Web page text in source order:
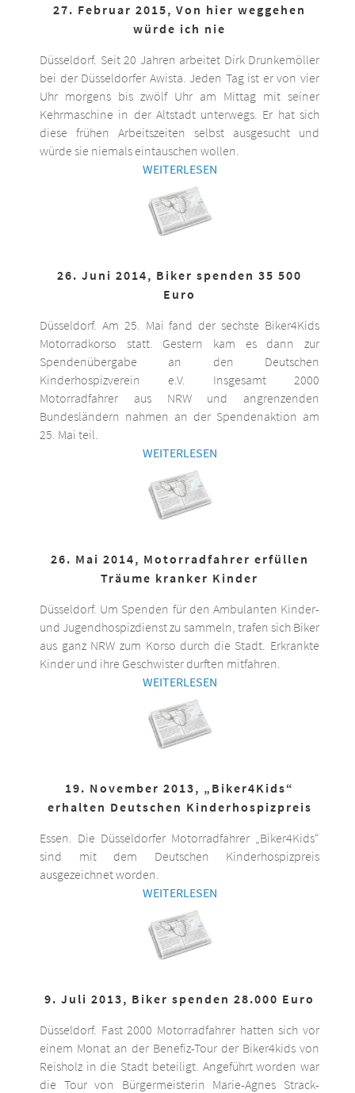
27. Februar 2015, Von hier weggehen
würde ich nie
Düsseldorf. Seit 20 Jahren arbeitet Dirk Drunkemöller
bei der Düsseldorfer Awista. Jeden Tag ist er von vier
Uhr morgens bis zwölf Uhr am Mittag mit seiner
Kehrmaschine in der Altstadt unterwegs. Er hat sich
diese frühen Arbeitszeiten selbst ausgesucht und
würde sie niemals eintauschen wollen.
WEITERLESEN
26. Juni 2014, Biker spenden 35 500
Euro
Düsseldorf. Am 25. Mai fand der sechste Biker4Kids
Motorradkorso statt. Gestern kam es dann zur
Spendenübergabe an den Deutschen
Kinderhospizverein e.V. Insgesamt 2000
Motorradfahrer aus NRW und angrenzenden
Bundesländern nahmen an der Spendenaktion am
25. Mai teil.
WEITERLESEN
26. Mai 2014, Motorradfahrer erfüllen
Träume kranker Kinder
Düsseldorf. Um Spenden für den Ambulanten Kinder-
und Jugendhospizdienst zu sammeln, trafen sich Biker
aus ganz NRW zum Korso durch die Stadt. Erkrankte
Kinder und ihre Geschwister durften mitfahren.
WEITERLESEN
19. November 2013, „Biker4Kids“
erhalten Deutschen Kinderhospizpreis
Essen. Die Düsseldorfer Motorradfahrer „Biker4Kids“
sind mit dem Deutschen Kinderhospizpreis
ausgezeichnet worden.
WEITERLESEN
9. Juli 2013, Biker spenden 28.000 Euro
Düsseldorf. Fast 2000 Motorradfahrer hatten sich vor
einem Monat an der Benefiz-Tour der Biker4kids von
Reisholz in die Stadt beteiligt. Angeführt worden war
die Tour von Bürgermeisterin Marie-Agnes Strack-